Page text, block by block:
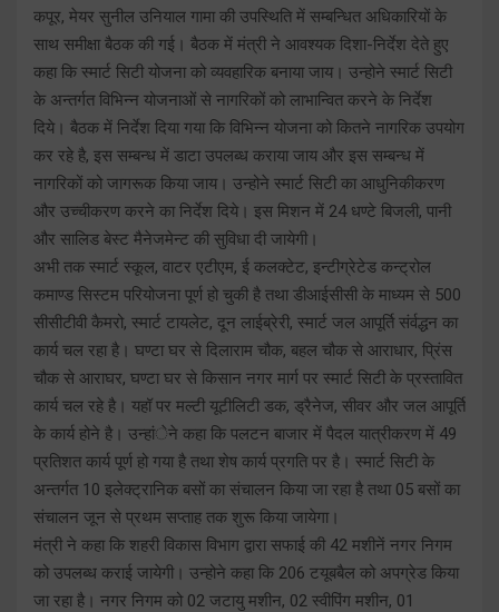
कपूर, मेयर सुनील उनियाल गामा की उपस्थिति में सम्बन्धित अधिकारियों के
साथ समीक्षा बैठक की गई। बैठक में मंत्री ने आवश्यक दिशा-निर्देश देते हुए
कहा कि स्मार्ट सिटी योजना को व्यवहारिक बनाया जाय। उन्होने स्मार्ट सिटी
के अन्तर्गत विभिन्न योजनाओं से नागरिकों को लाभान्वित करने के निर्देश
दिये। बैठक में निर्देश दिया गया कि विभिन्न योजना को कितने नागरिक उपयोग
कर रहे है, इस सम्बन्ध में डाटा उपलब्ध कराया जाय और इस सम्बन्ध में
नागरिकों को जागरूक किया जाय। उन्होने स्मार्ट सिटी का आधुनिकीकरण
और उच्चीकरण करने का निर्देश दिये। इस मिशन में 24 धण्टे बिजली, पानी
और सालिड बेस्ट मैनेजमेन्ट की सुविधा दी जायेगी।
अभी तक स्मार्ट स्कूल, वाटर एटीएम, ई कलक्टेट, इन्टीग्रेटेड कन्ट्रोल
कमाण्ड सिस्टम परियोजना पूर्ण हो चुकी है तथा डीआईसीसी के माध्यम से 500
सीसीटीवी कैमरो, स्मार्ट टायलेट, दून लाईब्रेरी, स्मार्ट जल आपूर्ति संर्वद्धन का
कार्य चल रहा है। घण्टा घर से दिलाराम चौक, बहल चौक से आराधार, प्रिंस
चौक से आराघर, घण्टा घर से किसान नगर मार्ग पर स्मार्ट सिटी के प्रस्तावित
कार्य चल रहे है। यहॉ पर मल्टी यूटीलिटी डक, ड्रैनेज, सीवर और जल आपूर्ति
के कार्य होने है। उन्हांेने कहा कि पलटन बाजार में पैदल यात्रीकरण में 49
प्रतिशत कार्य पूर्ण हो गया है तथा शेष कार्य प्रगति पर है। स्मार्ट सिटी के
अन्तर्गत 10 इलेक्ट्रानिक बसों का संचालन किया जा रहा है तथा 05 बसों का
संचालन जून से प्रथम सप्ताह तक शुरू किया जायेगा।
मंत्री ने कहा कि शहरी विकास विभाग द्वारा सफाई की 42 मशीनें नगर निगम
को उपलब्ध कराई जायेगी। उन्होने कहा कि 206 टयूबबैल को अपग्रेड किया
जा रहा है। नगर निगम को 02 जटायु मशीन, 02 स्वीपिंग मशीन, 01